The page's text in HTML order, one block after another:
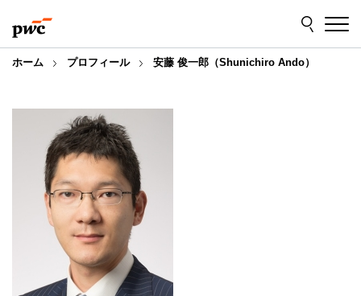
to
content
to
footer
ホーム プロフィール 安藤 俊一郎（Shunichiro Ando）